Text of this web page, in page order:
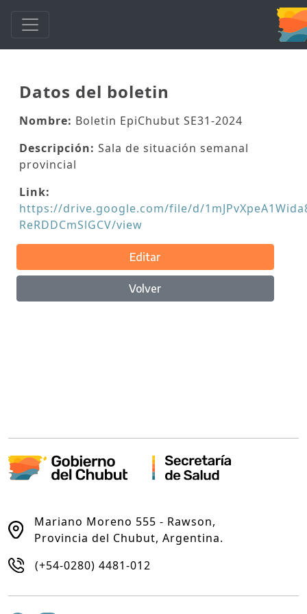
Datos del boletin
Nombre: Boletin EpiChubut SE31-2024
Descripción: Sala de situación semanal
provincial
Link:
https://drive.google.com/file/d/
ReRDDCmSlGCV/view
Editar
Volver
Mariano Moreno 555 - Rawson,
Provincia del Chubut, Argentina.
(+54-0280) 4481-012